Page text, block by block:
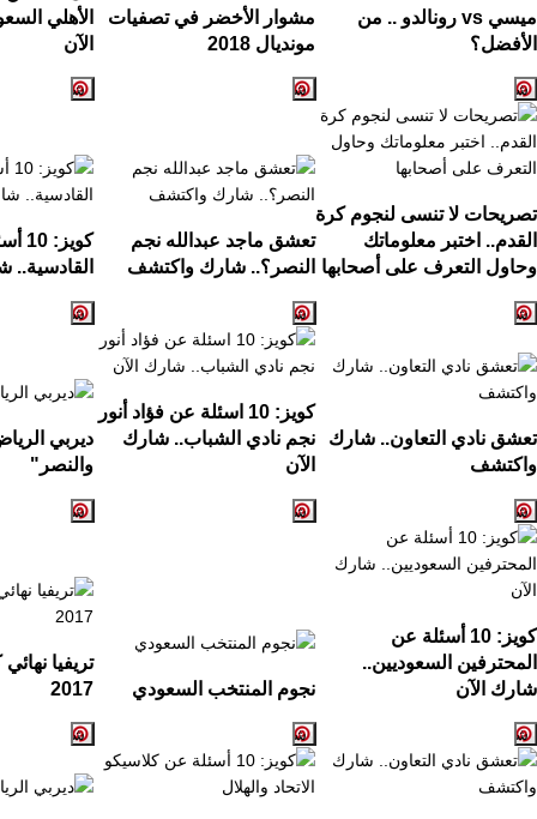
ميسي vs رونالدو .. من
الأفضل؟
مشوار الأخضر في تصفيات
مونديال 2018
الأهلي
الآن
تصريحات لا تنسى لنجوم كرة
القدم.. اختبر معلوماتك
وحاول التعرف على أصحابها
تعشق ماجد عبدالله نجم
النصر؟.. شارك واكتشف
كويز: 10
القادسية..
تعشق نادي التعاون.. شارك
واكتشف
كويز: 10 اسئلة عن فؤاد أنور
نجم نادي الشباب.. شارك
الآن
ديربي
والنصر "
كويز: 10 أسئلة عن
المحترفين السعوديين..
شارك الآن
نجوم المنتخب السعودي
تريفيا
2017